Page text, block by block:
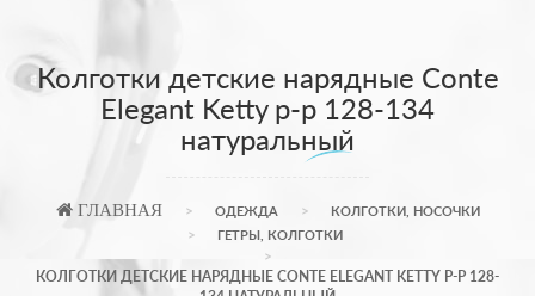
Колготки детские нарядные Conte
Elegant Ketty р-р 128-134
натуральный
ГЛАВНАЯ ОДЕЖДА
КОЛГОТКИ, НОСОЧКИ
ГЕТРЫ, КОЛГОТКИ
КОЛГОТКИ ДЕТСКИЕ НАРЯДНЫЕ CONTE ELEGANT KETTY Р-Р 128-